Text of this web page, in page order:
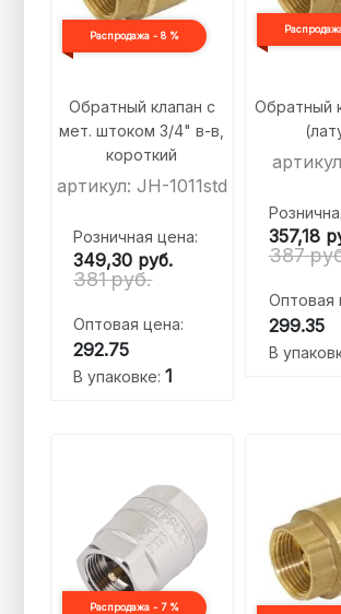
Распродажа - 8 %
Обратный клапан с
мет. штоком 3/4" в-в,
короткий
артикул: JH-1011std
Розничная цена:
349,30 руб.
381 руб.
Оптовая цена:
292.75
В упаковке:1
Обратный
357,18
387
Оптовая
299.35
В
Распродажа - 7 %